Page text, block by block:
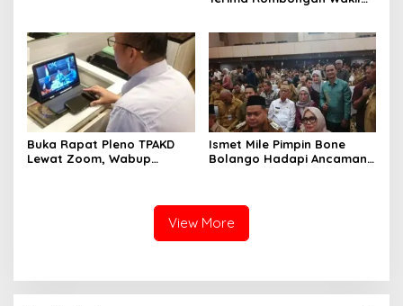
Buka Rapat Pleno TPAKD
Lewat Zoom, Wabup
Ismet Mile Pimpin Bone
Bolango Hadapi Ancaman
View More